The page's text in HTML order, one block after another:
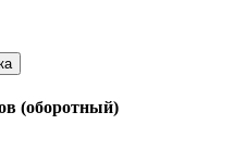
(оборотный)